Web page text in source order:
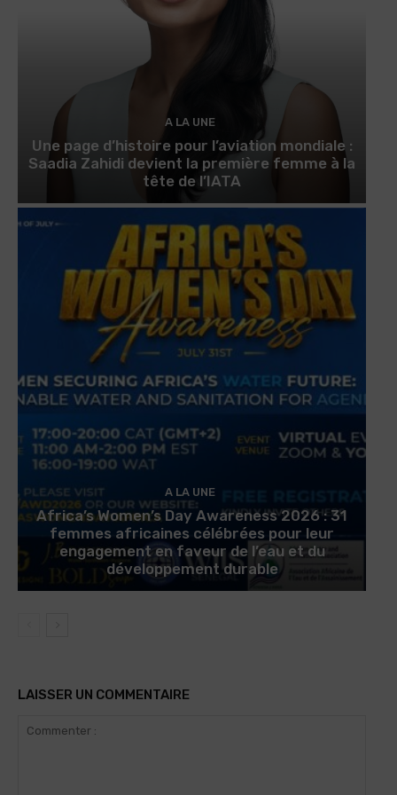
A LA UNE
Une page d’histoire pour l’aviation mondiale :
Saadia Zahidi devient la première femme à la
tête de l’IATA
A LA UNE
Africa’s Women’s Day Awareness 2026 : 31
femmes africaines célébrées pour leur
engagement en faveur de l’eau et du
développement durable
LAISSER UN COMMENTAIRE